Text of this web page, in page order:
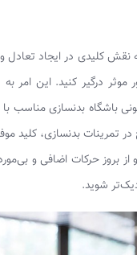
کلیدی در ایجاد تعادل
درگیر کنید. این امر
باشگاه بدنسازی مناسب
تمرینات بدنسازی، کلید
بروز حرکات اضافی و
شوید.